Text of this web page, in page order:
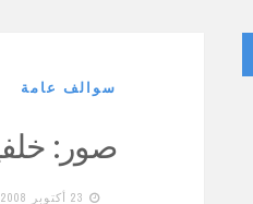
سوالف عامة
صور:
23 أكتوبر 2008